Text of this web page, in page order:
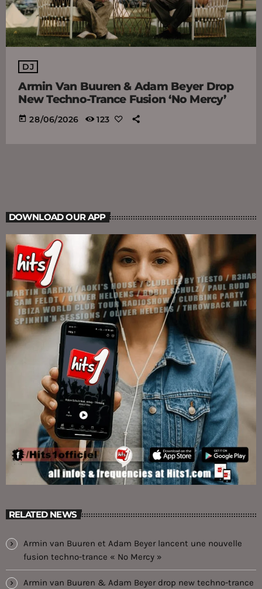
DJ
Armin Van Buuren & Adam Beyer Drop
New Techno-Trance Fusion ‘No Mercy’
today 28/06/2026 123
DOWNLOAD OUR APP
RELATED NEWS
Armin van Buuren et Adam Beyer lancent une nouvelle
fusion techno-trance « No Mercy »
Armin van Buuren & Adam Beyer drop new techno-trance